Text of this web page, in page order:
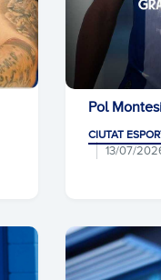
Pol
CIUTAT
13/07/